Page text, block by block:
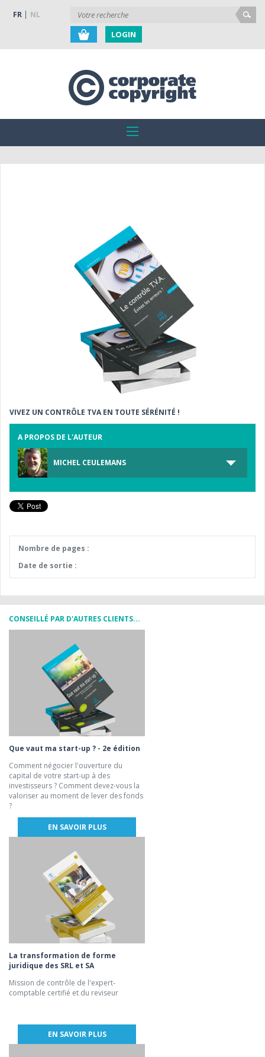
FR NL
LOGIN
VIVEZ UN CONTRÔLE TVA EN TOUTE SÉRÉNITÉ !
A PROPOS DE L'AUTEUR
MICHEL CEULEMANS
Nombre de pages :
Date de sortie :
CONSEILLÉ PAR D'AUTRES CLIENTS...
Que vaut ma start-up ? - 2e édition
Comment négocier l'ouverture du
capital de votre start-up à des
investisseurs ? Comment devez-vous la
valoriser au moment de lever des fonds
?
EN SAVOIR PLUS
La transformation de forme
juridique des SRL et SA
Mission de contrôle de l'expert-
comptable certifié et du reviseur
EN SAVOIR PLUS